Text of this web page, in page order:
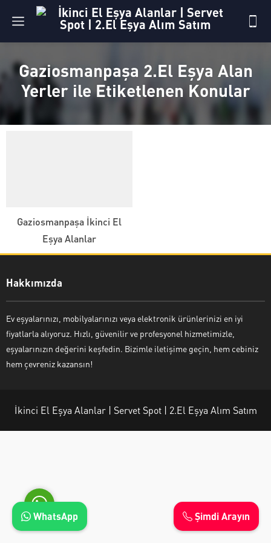
Gaziosmanpaşa 2.El Eşya Alan
Yerler ile Etiketlenen Konular
Gaziosmanpaşa İkinci El
Eşya Alanlar
Hakkımızda
Ev eşyalarınızı, mobilyalarınızı veya elektronik ürünlerinizi en iyi
fiyatlarla alıyoruz. Hızlı, güvenilir ve profesyonel hizmetimizle,
eşyalarınızın değerini keşfedin. Bizimle iletişime geçin, hem cebiniz
hem çevreniz kazansın!
İkinci El Eşya Alanlar | Servet Spot | 2.El Eşya Alım Satım
Ayşe Yılmaz
Şimdi Arayın
WhatsApp